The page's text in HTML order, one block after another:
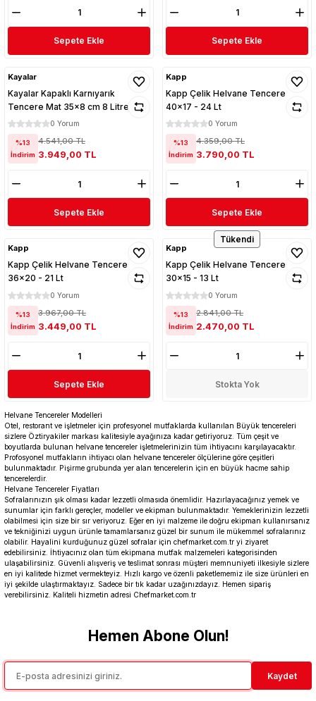
Sepete Ekle Sepete Ekle
Kayalar
Kayalar Kapaklı Karnıyarık
Tencere Mat 35x8 cm 8 Litre
0 Yorum
%13
İndirim
4.541,00 TL
3.949,00 TL
Sepete Ekle
Kapp
Kapp Çelik Helvane Tencere
40x17 - 24 Lt
0 Yorum
%13
İndirim
4.359,00 TL
3.790,00 TL
Sepete Ekle
Kapp
Kapp Çelik Helvane Tencere
36x20 - 21 Lt
0 Yorum
%13
İndirim
3.967,00 TL
3.449,00 TL
Sepete Ekle
Tükendi
Kapp
Kapp Çelik Helvane Tencere
30x15 - 13 Lt
0 Yorum
%13
İndirim
2.841,00 TL
2.470,00 TL
Stokta Yok
Helvane Tencereler Modelleri
Otel, restorant ve işletmeler için profesyonel mutfaklarda kullanılan Büyük tencereleri
sizlere Öztiryakiler markası kalitesiyle ayağınıza kadar getiriyoruz. Tüm çeşit ve
boyutlarda bulunan helvane tencereler işletmelerinizin tüm ihtiyacını karşılayacaktır.
Profosyonel mutfakların ihtiyacı olan helvane tencereler ölçülerine göre çeşitleri
bulunmaktadır. Pişirme grubunda yer alan tencerelerin için en büyük hacme sahip
tencerelerdir.
Helvane Tencereler Fiyatları
Sofralarınızın şık olması kadar lezzetli olmasıda önemlidir. Hazırlayacağınız yemek ve
sunumlar için farklı gereçler, modeller ve ekipman bulunmaktadır. Yemeklerinizin lezzetli
olabilmesi için size bir sır veriyoruz. Eğer en iyi malzeme ile doğru ekipman kullanırsanız
ve tekniğinizi uygun ürünle tamamlarsanız güzel bir sunum ile mükemmel sofralarınız
olabilir. Hayalini kurduğunuz güzel sofralar için chefmarket.com.tr yi ziyaret
edebilirsiniz. İhtiyacınız olan tüm ekipmana mutfak malzemeleri kategorisinden
ulaşabilirsiniz. Güvenli alışveriş ve teslimat sonrası müşteri memnuniyeti ilkesiyle sizlere
en iyi kalitede hizmet vermekteyiz. Hızlı kargo ve özenli paketlememiz ile size ürünleri en
iyi şekilde ulaştırmaktayız. Sadece bir tık kadar uzağınızdayız. Hemen sipariş
verebilirsiniz. Kaliteli hizmetin adresi Chefmarket.com.tr
Hemen Abone Olun!
Kaydet